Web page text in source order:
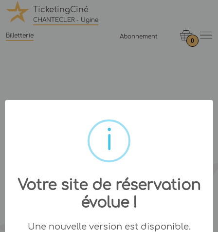
TicketingCiné
CHANTECLER - Ugine
Billetterie Abonnement
0
Votre site de réservation
évolue !
Une nouvelle version est disponible.